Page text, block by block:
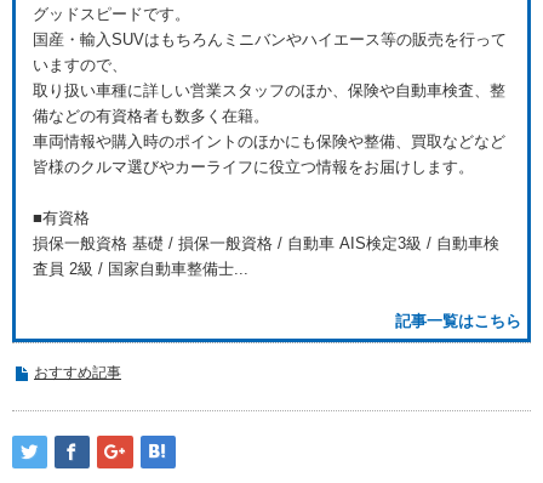
グッドスピードです。
国産・輸入SUVはもちろんミニバンやハイエース等の販売を行って
いますので、
取り扱い車種に詳しい営業スタッフのほか、保険や自動車検査、整
備などの有資格者も数多く在籍。
車両情報や購入時のポイントのほかにも保険や整備、買取などなど
皆様のクルマ選びやカーライフに役立つ情報をお届けします。
■有資格
損保一般資格 基礎 / 損保一般資格 / 自動車 AIS検定3級 / 自動車検
査員 2級 / 国家自動車整備士...
記事一覧はこちら
おすすめ記事